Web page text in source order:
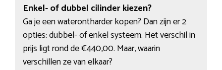
Enkel- of dubbel cilinder kiezen?
Ga je een waterontharder kopen? Dan zijn er 2
opties: dubbel- of enkel systeem. Het verschil in
prijs ligt rond de €440,00. Maar, waarin
verschillen ze van elkaar?